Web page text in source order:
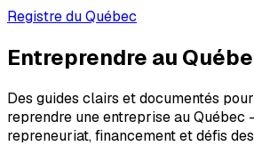
Registre du Québec
Entreprendre au
Des guides clairs et documentés
reprendre une entreprise au Québec
repreneuriat, financement et défis